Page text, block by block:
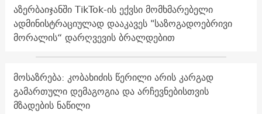
აზერბაიჯანში TikTok-ის ექვსი მომხმარებელი
ადმინისტრაციულად დააკავეს "საზოგადოებრივი
მორალის“ დარღვევის ბრალდებით
მოსაზრება: კობახიძის წერილი არის კარგად
გამართული დემაგოგია და არჩევნებისთვის
მზადების ნაწილი